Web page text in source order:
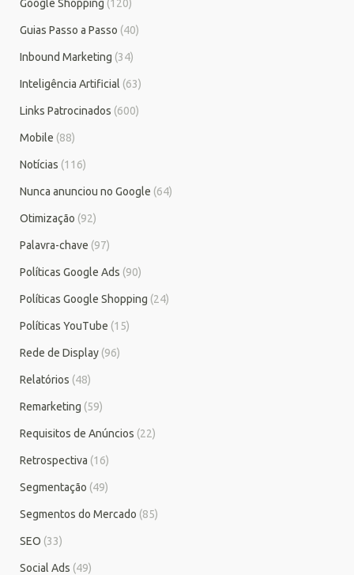
Google Shopping (120)
Guias Passo a Passo (40)
Inbound Marketing (34)
Inteligência Artificial (63)
Links Patrocinados (600)
Mobile (88)
Notícias (116)
Nunca anunciou no Google (64)
Otimização (92)
Palavra-chave (97)
Políticas Google Ads (90)
Políticas Google Shopping (24)
Políticas YouTube (15)
Rede de Display (96)
Relatórios (48)
Remarketing (59)
Requisitos de Anúncios (22)
Retrospectiva (16)
Segmentação (49)
Segmentos do Mercado (85)
SEO (33)
Social Ads (49)